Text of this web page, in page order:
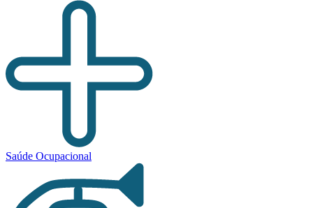
Saúde Ocupacional